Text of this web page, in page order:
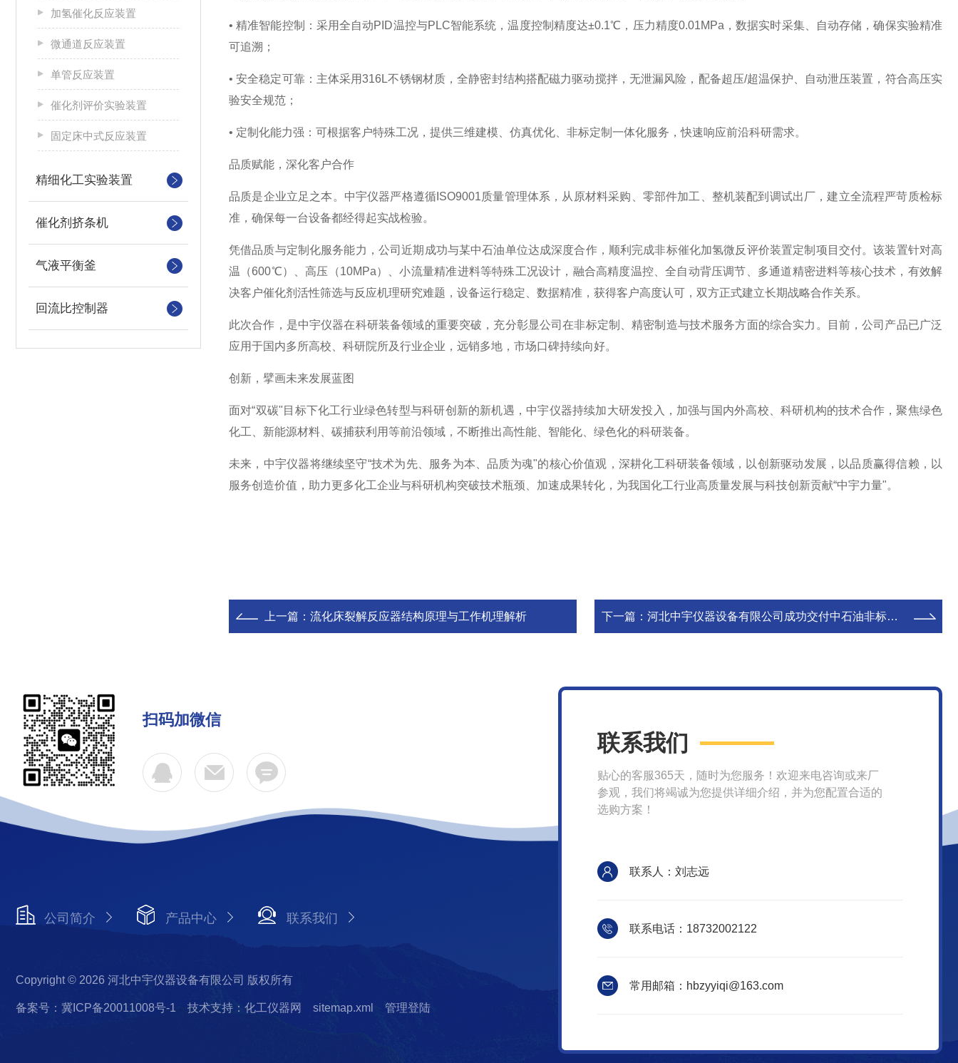
加氢催化反应装置
微通道反应装置
单管反应装置
催化剂评价实验装置
固定床中式反应装置
精细化工实验装置
催化剂挤条机
气液平衡釜
回流比控制器
• 精准智能控制：采用全自动PID温控与PLC智能系统，温度控制精度达±0.1℃，压力精度0.01MPa，数据实时采集、自动存储，确保实验精准
可追溯；
• 安全稳定可靠：主体采用316L不锈钢材质，全静密封结构搭配磁力驱动搅拌，无泄漏风险，配备超压/超温保护、自动泄压装置，符合高压实
验安全规范；
• 定制化能力强：可根据客户特殊工况，提供三维建模、仿真优化、非标定制一体化服务，快速响应前沿科研需求。
品质赋能，深化客户合作
品质是企业立足之本。中宇仪器严格遵循ISO9001质量管理体系，从原材料采购、零部件加工、整机装配到调试出厂，建立全流程严苛质检标
准，确保每一台设备都经得起实战检验。
凭借品质与定制化服务能力，公司近期成功与某中石油单位达成深度合作，顺利完成非标催化加氢微反评价装置定制项目交付。该装置针对高
温（600℃）、高压（10MPa）、小流量精准进料等特殊工况设计，融合高精度温控、全自动背压调节、多通道精密进料等核心技术，有效解
决客户催化剂活性筛选与反应机理研究难题，设备运行稳定、数据精准，获得客户高度认可，双方正式建立长期战略合作关系。
此次合作，是中宇仪器在科研装备领域的重要突破，充分彰显公司在非标定制、精密制造与技术服务方面的综合实力。目前，公司产品已广泛
应用于国内多所高校、科研院所及行业企业，远销多地，市场口碑持续向好。
创新，擘画未来发展蓝图
面对“双碳"目标下化工行业绿色转型与科研创新的新机遇，中宇仪器持续加大研发投入，加强与国内外高校、科研机构的技术合作，聚焦绿色
化工、新能源材料、碳捕获利用等前沿领域，不断推出高性能、智能化、绿色化的科研装备。
未来，中宇仪器将继续坚守“技术为先、服务为本、品质为魂"的核心价值观，深耕化工科研装备领域，以创新驱动发展，以品质赢得信赖，以
服务创造价值，助力更多化工企业与科研机构突破技术瓶颈、加速成果转化，为我国化工行业高质量发展与科技创新贡献“中宇力量"。
上一篇： 流化床裂解反应器结构原理与工作机理解析 下一篇： 河北中宇仪器设备有限公司成功交付中石油非标实验装置，双方建立战略合作
扫码加微信
公司简介 产品中心 联系我们
Copyright © 2026 河北中宇仪器设备有限公司 版权所有
备案号：冀ICP备20011008号-1 技术支持：化工仪器网 sitemap.xml 管理登陆
联系我们
贴心的客服365天，随时为您服务！欢迎来电咨询或来厂
参观，我们将竭诚为您提供详细介绍，并为您配置合适的
选购方案！
联系人：刘志远
联系电话：18732002122
常用邮箱：hbzyyiqi@163.com